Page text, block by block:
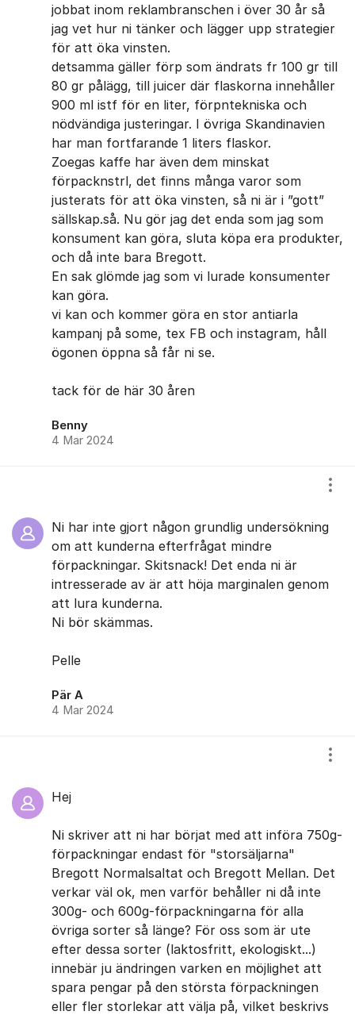
jobbat inom reklambranschen i över 30 år så
jag vet hur ni tänker och lägger upp strategier
för att öka vinsten.
detsamma gäller förp som ändrats fr 100 gr till
80 gr pålägg, till juicer där flaskorna innehåller
900 ml istf för en liter, förpntekniska och
nödvändiga justeringar. I övriga Skandinavien
har man fortfarande 1 liters flaskor.
Zoegas kaffe har även dem minskat
förpacknstrl, det finns många varor som
justerats för att öka vinsten, så ni är i ”gott”
sällskap.så. Nu gör jag det enda som jag som
konsument kan göra, sluta köpa era produkter,
och då inte bara Bregott.
En sak glömde jag som vi lurade konsumenter
kan göra.
vi kan och kommer göra en stor antiarla
kampanj på some, tex FB och instagram, håll
ögonen öppna så får ni se.
tack för de här 30 åren
Benny
4 Mar 2024
Ni har inte gjort någon grundlig undersökning
om att kunderna efterfrågat mindre
förpackningar. Skitsnack! Det enda ni är
intresserade av är att höja marginalen genom
att lura kunderna.
Ni bör skämmas.
Pelle
Pär A
4 Mar 2024
Hej
Ni skriver att ni har börjat med att införa 750g-
förpackningar endast för "storsäljarna"
Bregott Normalsaltat och Bregott Mellan. Det
verkar väl ok, men varför behåller ni då inte
300g- och 600g-förpackningarna för alla
övriga sorter så länge? För oss som är ute
efter dessa sorter (laktosfritt, ekologiskt...)
innebär ju ändringen varken en möjlighet att
spara pengar på den största förpackningen
eller fler storlekar att välja på, vilket beskrivs